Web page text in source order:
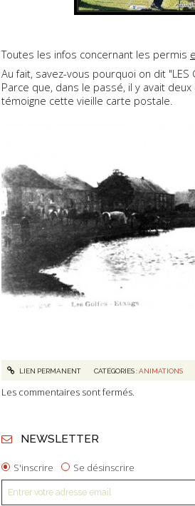
Toutes les infos concernant les permis
Au fait, savez-vous pourquoi on dit "LES
Parce que, dans le passé, il y avait
témoigne cette vieille carte postale.
LIEN PERMANENT CATÉGORIES :ANIMATIONS
Les commentaires sont fermés.
NEWSLETTER
S'inscrire Se désinscrire